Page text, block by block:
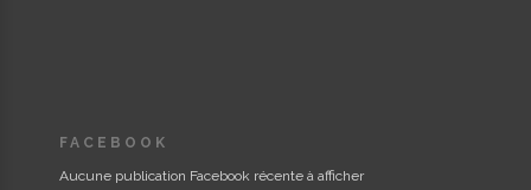
FACEBOOK
Aucune publication Facebook récente à afficher